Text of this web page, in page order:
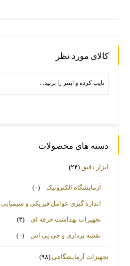
کالای مورد نظر
دسته های محصولات
ابزار دقیق (۲۴)
آزمایشگاه الکترونیک (۰)
اندازه گیری عوامل فیزیکی و شیمیایی
تجهیزات بهداشت حرفه ای (۳)
نقشه برداری و جی پی اس (۰)
تجهیزات آزمایشگاهی (۹۸)